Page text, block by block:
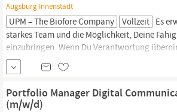
Augsburg Innenstadt
UPM – The Biofore Company Vollzeit Es
starkes Team und die Möglichkeit, Deine
einzubringen. Wenn Du Verantwortung
unserer Erfolgsgeschichte werden willst –
Philip Buschmann,
Maintenance
Stelle Wartungs-,...
Portfolio Manager Digital
(m/w/d)